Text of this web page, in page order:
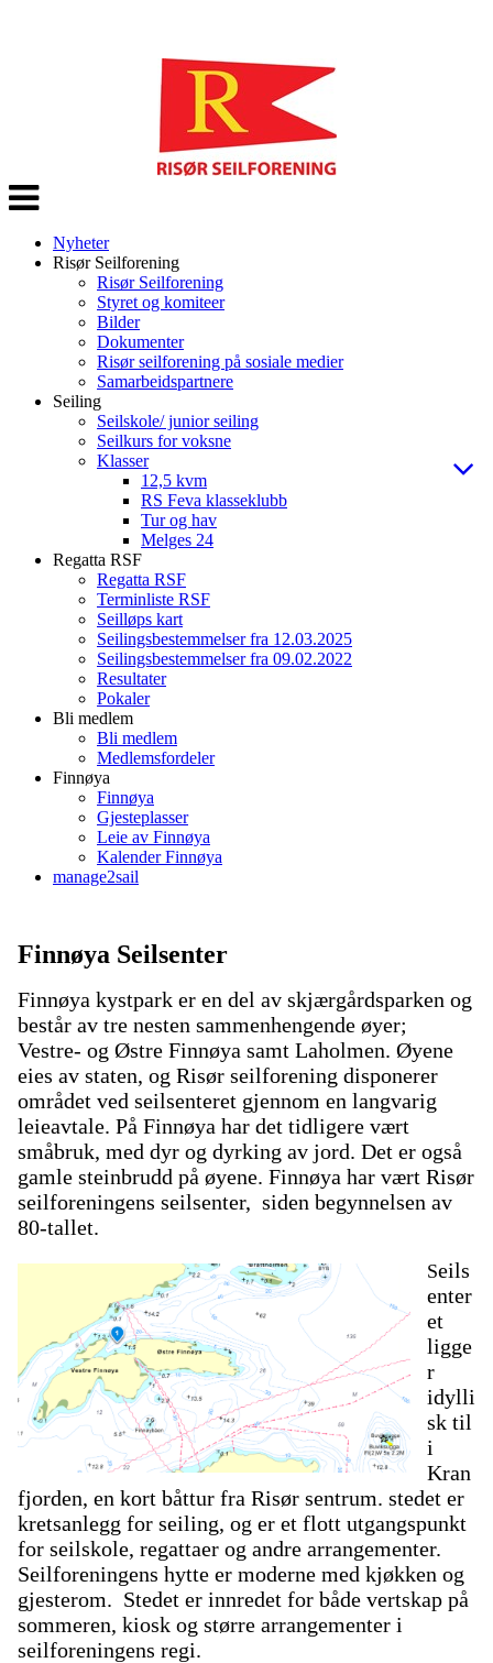
Veksle
navigasjon
Nyheter
Risør Seilforening
Risør Seilforening
Styret og komiteer
Bilder
Dokumenter
Risør seilforening på sosiale medier
Samarbeidspartnere
Seiling
Seilskole/ junior seiling
Seilkurs for voksne
Klasser
12,5 kvm
RS Feva klasseklubb
Tur og hav
Melges 24
Regatta RSF
Regatta RSF
Terminliste RSF
Seilløps kart
Seilingsbestemmelser fra 12.03.2025
Seilingsbestemmelser fra 09.02.2022
Resultater
Pokaler
Bli medlem
Bli medlem
Medlemsfordeler
Finnøya
Finnøya
Gjesteplasser
Leie av Finnøya
Kalender Finnøya
manage2sail
Finnøya Seilsenter
Finnøya kystpark er en del av skjærgårdsparken og
består av tre nesten sammenhengende øyer;
Vestre- og Østre Finnøya samt Laholmen. Øyene
eies av staten, og Risør seilforening disponerer
området ved seilsenteret gjennom en langvarig
leieavtale. På Finnøya har det tidligere vært
småbruk, med dyr og dyrking av jord. Det er også
gamle steinbrudd på øyene. Finnøya har vært Risør
seilforeningens seilsenter, siden begynnelsen av
80-tallet.
Seils
enter
et
ligge
r
idylli
sk til
i
Kran
fjorden, en kort båttur fra Risør sentrum. stedet er
kretsanlegg for seiling, og er et flott utgangspunkt
for seilskole, regattaer og andre arrangementer.
Seilforeningens hytte er moderne med kjøkken og
gjesterom. Stedet er innredet for både vertskap på
sommeren, kiosk og større arrangementer i
seilforeningens regi.